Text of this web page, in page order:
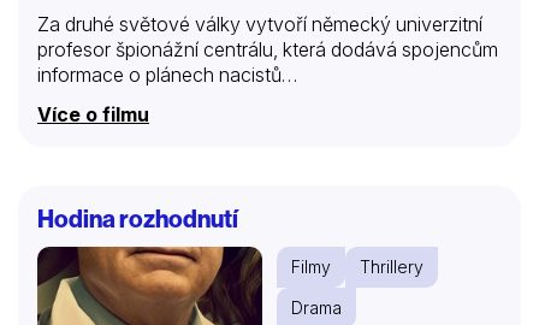
Za druhé světové války vytvoří německý univerzitní
profesor špionážní centrálu, která dodává spojencům
informace o plánech nacistů…
Více o filmu
Hodina rozhodnutí
Filmy
Thrillery
Drama